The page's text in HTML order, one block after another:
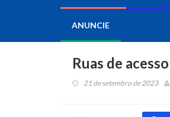
ANUNCIE
Ruas de
21 de setembro de 2023